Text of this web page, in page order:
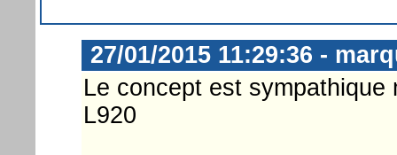
27/01/2015 11:29:36 -
Le concept est
L920